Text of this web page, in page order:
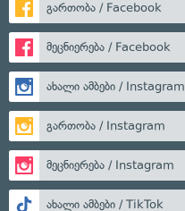
გართობა / Facebook
მეცნიერება / Facebook
ახალი ამბები / Instagram
გართობა / Instagram
მეცნიერება / Instagram
ახალი ამბები / TikTok